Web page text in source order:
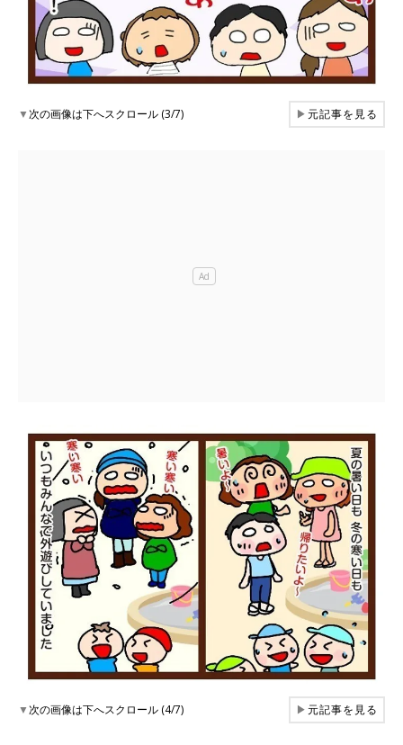
▼次の画像は下へスクロール (3/7) ▶元記事を見る
▼次の画像は下へスクロール (4/7) ▶元記事を見る